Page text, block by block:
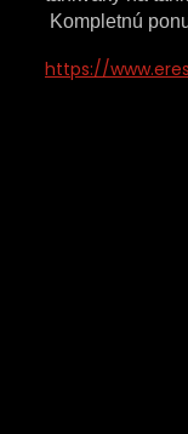
Kompletnú
https://